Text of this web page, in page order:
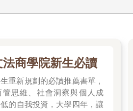
商學院新生必讀
重新規劃的必讀推薦書單，
思維、社會洞察與個人成
的自我投資，大學四年，讓